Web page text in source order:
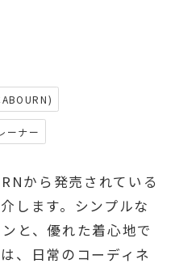
ーナー
から発売されている
します。シンプルな
と、優れた着心地で
、日常のコーディネ